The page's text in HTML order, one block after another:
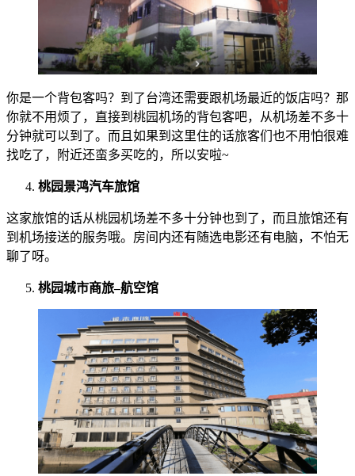
你是一个背包客吗？到了台湾还需要跟机场最近的饭店吗？那
你就不用烦了，直接到桃园机场的背包客吧，从机场差不多十
分钟就可以到了。而且如果到这里住的话旅客们也不用怕很难
找吃了，附近还蛮多买吃的，所以安啦~
桃园景鸿汽车旅馆
这家旅馆的话从桃园机场差不多十分钟也到了，而且旅馆还有
到机场接送的服务哦。房间内还有随选电影还有电脑，不怕无
聊了呀。
桃园城市商旅–航空馆